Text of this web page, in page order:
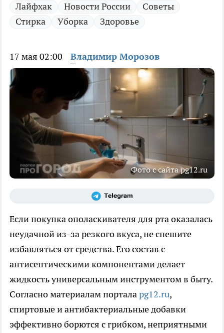
Лайфхак Новости России
Советы
Стирка
Уборка Здоровье
17 мая 02:00 Владимир Морозов
Фото с сайта pg12.ru
Если покупка ополаскивателя для рта оказалась
неудачной из-за резкого вкуса, не спешите
избавляться от средства. Его состав с
антисептическими компонентами делает
жидкость универсальным инструментом в быту.
Согласно материалам порталаpg12.ru,
спиртовые и антибактериальные добавки
эффективно борются с грибком, неприятными